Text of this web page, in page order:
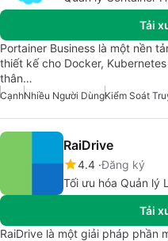
Tải
Portainer Business là một nền
thiết kế cho Docker,
thân…
CạnhNhiều Người DùngKiểm Soát
RaiDrive
4.4 Đăng ký
Tối ưu hóa Quản lý
Tải
RaiDrive là một giải pháp phần